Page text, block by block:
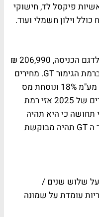
פיקסל לד, חישוקי
המחירים מתחילים ב 186,900 ₪ לדגם הכניסה, 206,990 ₪
GT. מחירים
אלו הם כבר מחירי 2025 הכוללים מע"מ 18% ונוסחת מס
ירוק עדכנית. בהינתן עידכון המחירים של 2025 אזי רמת
תחושה כי היא תהיה
ה GT תהיה מבוקשת
עומדת על שלוש שנים /
עומדת על שמונה